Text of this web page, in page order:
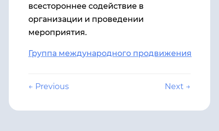
всестороннее содействие в
организации и проведении
мероприятия.
Группа международного продвижения
← Previous Next →